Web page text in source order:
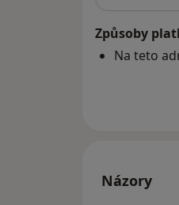
Způsoby
Na teto
Názory